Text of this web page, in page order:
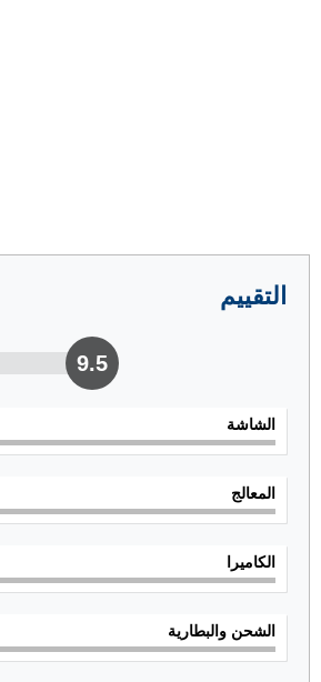
التقييم
9.5
الشاشة
المعالج
الكاميرا
الشحن والبطارية